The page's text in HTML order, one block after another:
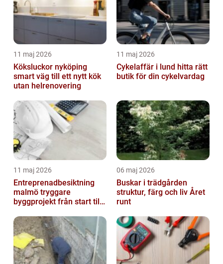
11 maj 2026
Köksluckor nyköping
smart väg till ett nytt kök
utan helrenovering
11 maj 2026
Cykelaffär i lund hitta rätt
butik för din cykelvardag
11 maj 2026
Entreprenadbesiktning
malmö tryggare
byggprojekt från start till
06 maj 2026
Buskar i trädgården
struktur, färg och liv Året
runt